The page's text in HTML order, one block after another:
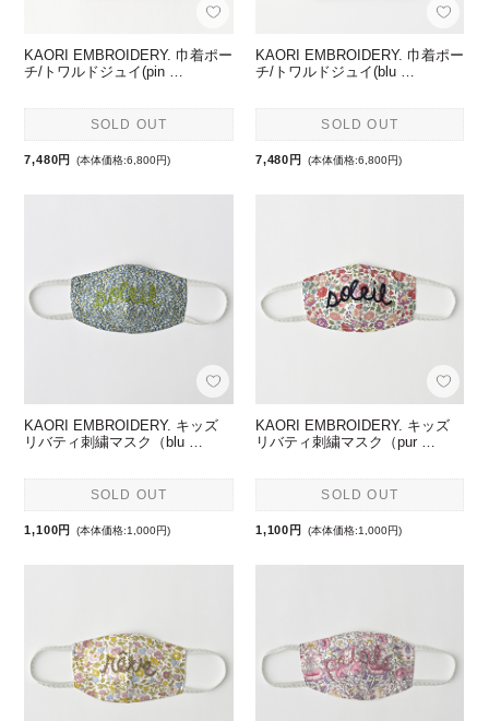
KAORI EMBROIDERY. 巾着ポー
チ/トワルドジュイ(pin …
SOLD OUT
7,480円 (本体価格:6,800円)
KAORI EMBROIDERY. 巾着ポー
チ/トワルドジュイ(blu …
SOLD OUT
7,480円 (本体価格:6,800円)
KAORI EMBROIDERY. キッズ
リバティ刺繍マスク（blu …
SOLD OUT
1,100円 (本体価格:1,000円)
KAORI EMBROIDERY. キッズ
リバティ刺繍マスク（pur …
SOLD OUT
1,100円 (本体価格:1,000円)